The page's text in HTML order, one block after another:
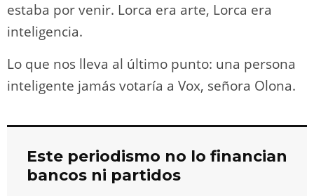
estaba por venir. Lorca era arte, Lorca era
inteligencia.
Lo que nos lleva al último punto: una persona
inteligente jamás votaría a Vox, señora Olona.
Este periodismo no lo financian
bancos ni partidos